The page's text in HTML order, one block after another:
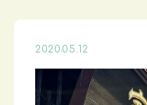
2020.05.12